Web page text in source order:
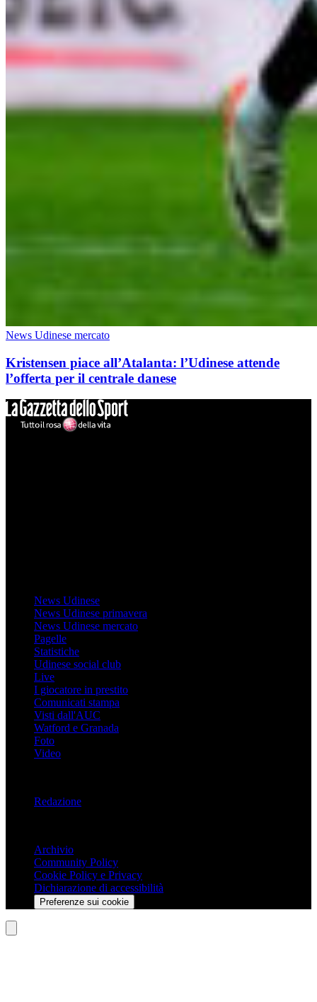
News Udinese mercato
Kristensen piace all’Atalanta: l’Udinese attende
l’offerta per il centrale danese
News Udinese
News Udinese primavera
News Udinese mercato
Pagelle
Statistiche
Udinese social club
Live
I giocatore in prestito
Comunicati stampa
Visti dall'AUC
Watford e Granada
Foto
Video
Redazione
Archivio
Community Policy
Cookie Policy e Privacy
Dichiarazione di accessibilità
Preferenze sui cookie